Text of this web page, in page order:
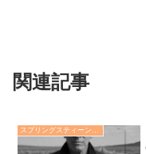
関連記事